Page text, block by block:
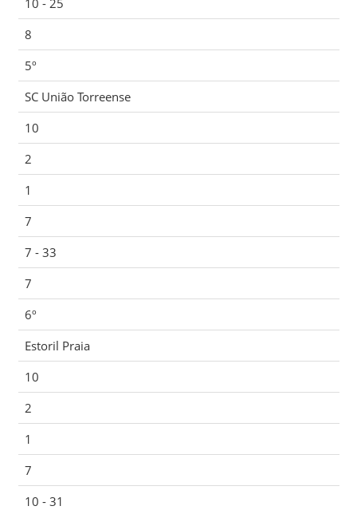
8
5º
SC União Torreense
10
2
1
7
7 - 33
7
6º
Estoril Praia
10
2
1
7
10 - 31